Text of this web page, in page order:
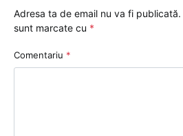
Adresa ta de email nu va fi publicată.
sunt marcate cu *
Comentariu *